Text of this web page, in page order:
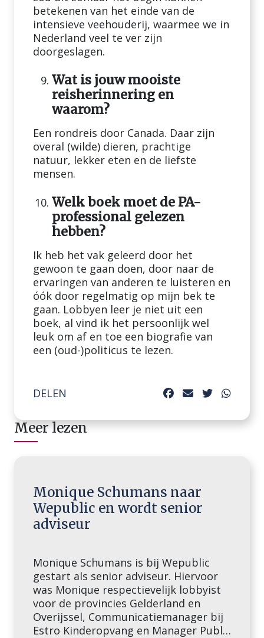
betekenen van het einde van de
intensieve veehouderij, waarmee we in
Nederland veel te ver zijn
doorgeslagen.
Wat is jouw mooiste
reisherinnering en
waarom?
Een rondreis door Canada. Daar zijn
overal (wilde) dieren, prachtige
natuur, lekker eten en de liefste
mensen.
Welk boek moet de PA-
professional gelezen
hebben?
Ik heb het vak geleerd door het
gewoon te gaan doen, door naar de
ervaringen van anderen te luisteren en
óók door regelmatig op mijn bek te
gaan. Lobbyen leer je niet uit een
boek, al vind ik het persoonlijk wel
leuk om af en toe een biografie van
een (oud-)politicus te lezen.
DELEN
Meer lezen
Monique Schumans naar
Wepublic en wordt senior
adviseur
Monique Schumans is bij Wepublic
gestart als senior adviseur. Hiervoor
was Monique respectievelijk lobbyist
voor de provincies Gelderland en
Overijssel, Communicatiemanager bij
Estro Kinderopvang en Manager Public